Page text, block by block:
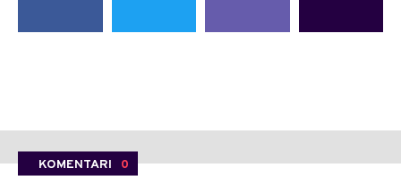
KOMENTARI 0